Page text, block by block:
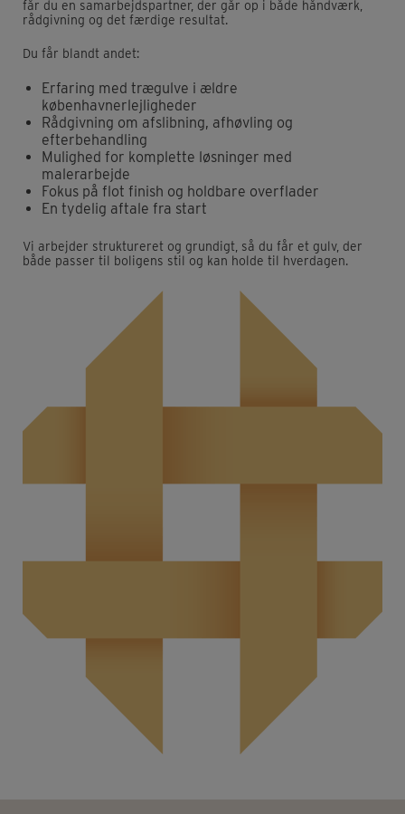
får du en samarbejdspartner, der går op i både håndværk,
rådgivning og det færdige resultat.
Du får blandt andet:
Erfaring med trægulve i ældre
københavnerlejligheder
Rådgivning om afslibning, afhøvling og
efterbehandling
Mulighed for komplette løsninger med
malerarbejde
Fokus på flot finish og holdbare overflader
En tydelig aftale fra start
Vi arbejder struktureret og grundigt, så du får et gulv, der
både passer til boligens stil og kan holde til hverdagen.